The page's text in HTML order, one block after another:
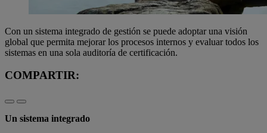
Con un sistema integrado de gestión se puede adoptar una visión
global que permita mejorar los procesos internos y evaluar todos los
sistemas en una sola auditoría de certificación.
COMPARTIR:
Un sistema integrado